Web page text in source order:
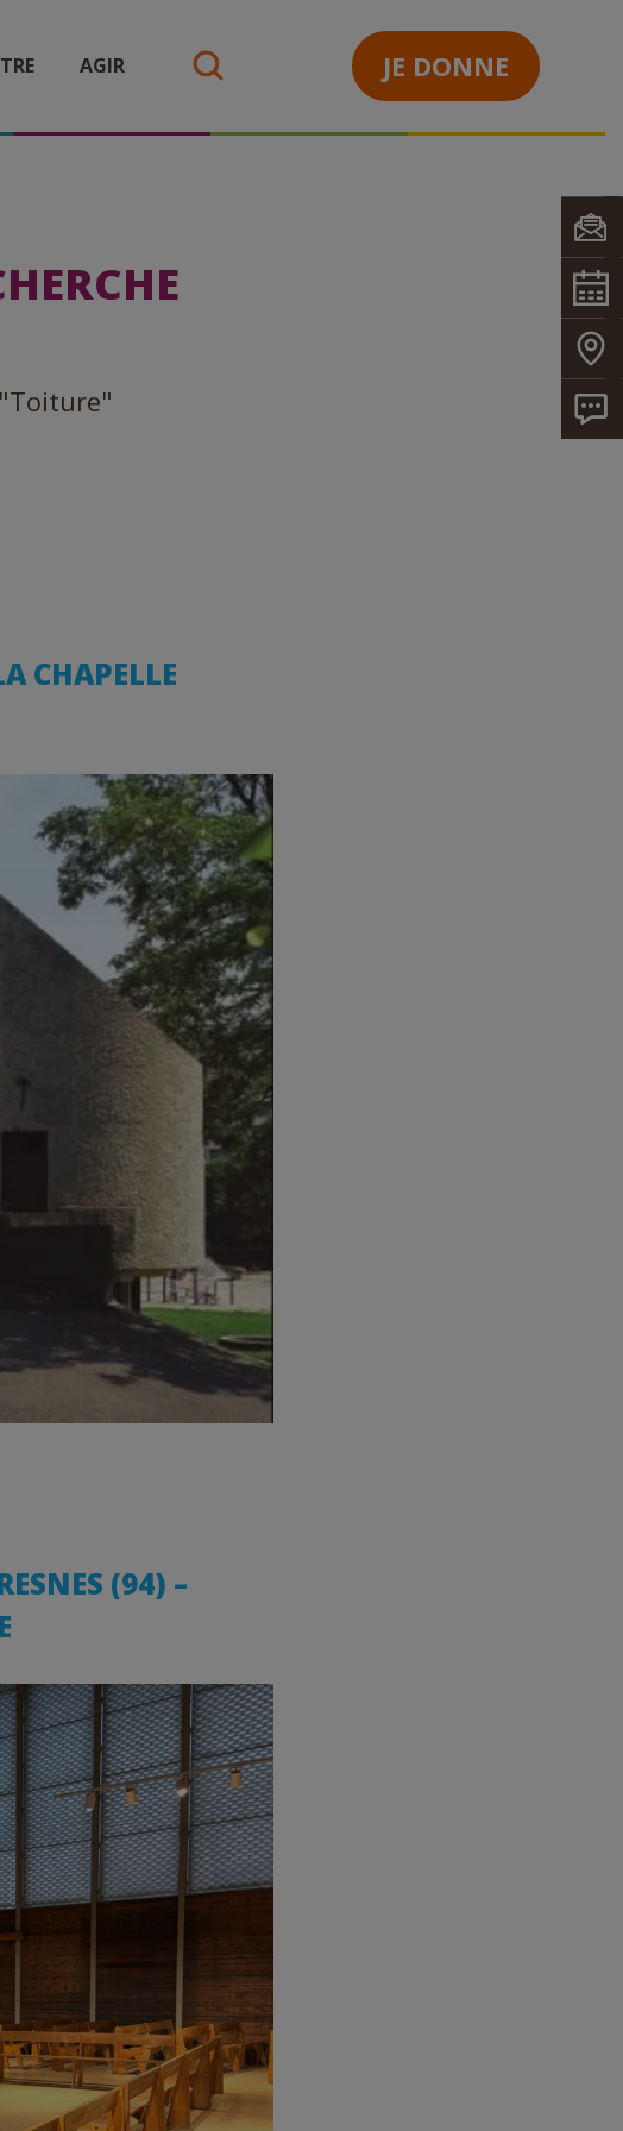
AGIR JE DONNE
CHAPELLE
(94) –